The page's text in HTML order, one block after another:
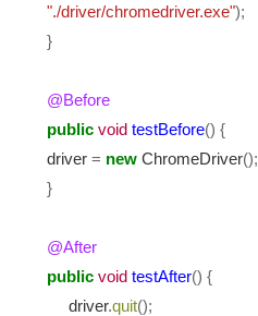
"./driver/chromedriver.exe");
}
@Before
public void testBefore() {
driver = new ChromeDriver();
}
@After
public void testAfter() {
driver.quit();